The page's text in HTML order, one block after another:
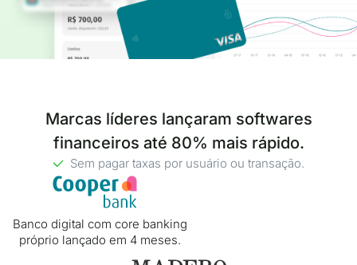
Marcas líderes lançaram softwares
financeiros até 80% mais rápido.
Sem pagar taxas por usuário ou transação.
Banco digital com core banking
próprio lançado em 4 meses.